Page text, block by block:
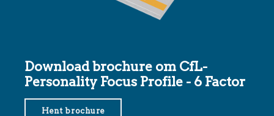
Download brochure om CfL-
Personality Focus Profile - 6 Factor
Hent brochure